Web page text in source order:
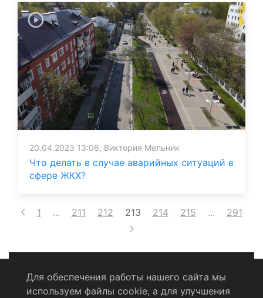
20.04.2023 13:06, Виктория Мельник
Что делать в случае аварийных ситуаций в
сфере ЖКХ?
1 ... 211 212 213 214 215 ... 291
Для обеспечения работы нашего сайта мы
используем файлы cookie, а для улучшения